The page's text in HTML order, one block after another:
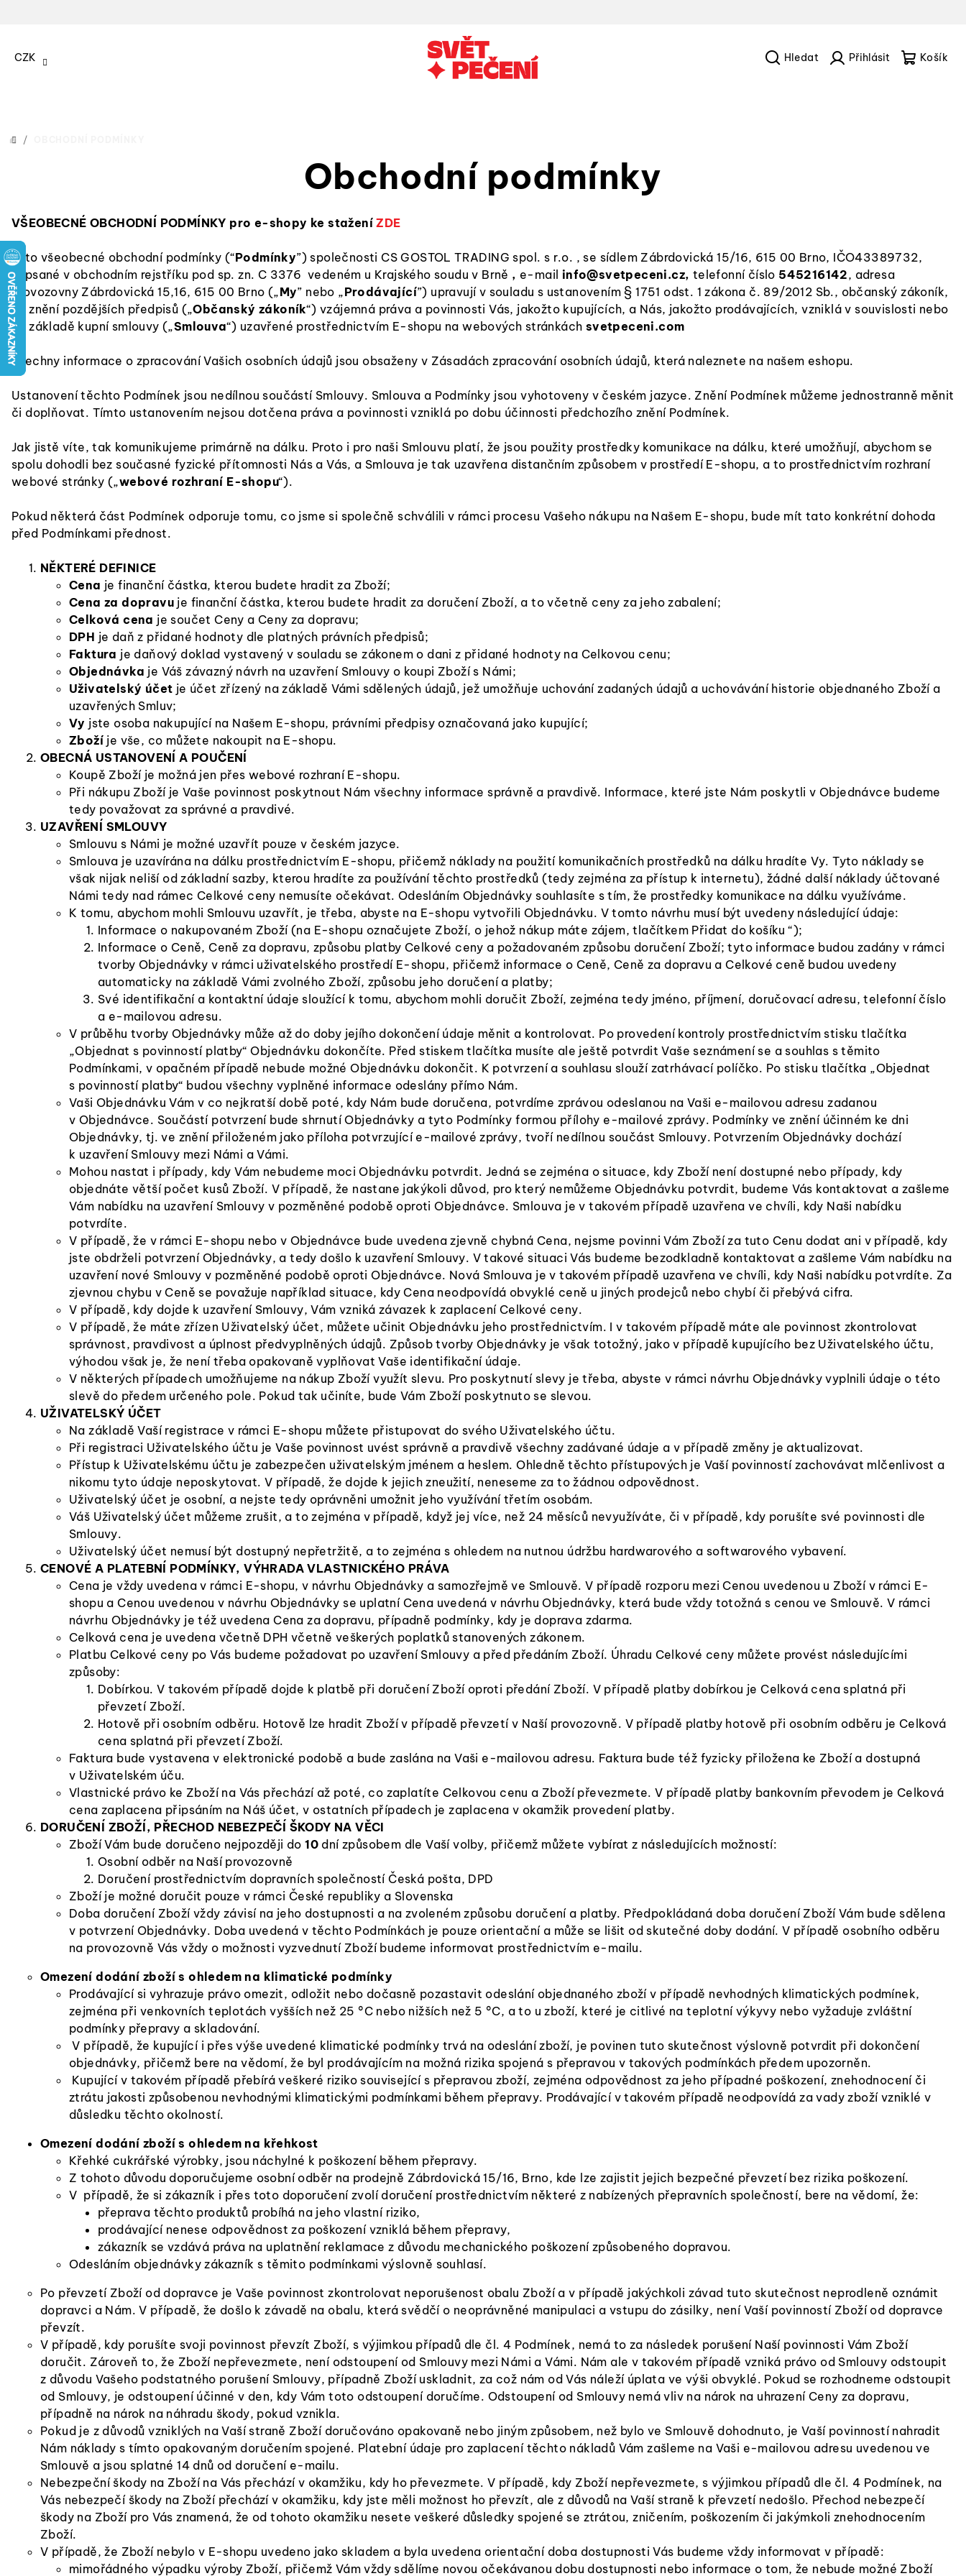
CZK
DOMŮ
/
Obchodní podmínky
VŠEOBECNÉ OBCHODNÍ PODMÍNKY pro e-shopy ke staženíZDE
Tyto všeobecné obchodní podmínky (“Podmínky”) společnosti CS GOSTOL TRADING spol. s r.o. , se sídlem Zábrdovická 15/16, 615 00 Brno, IČO43389732,
zapsané v obchodním rejstříku pod sp. zn. C 3376 vedeném u Krajského soudu v Brně , e-mail info@svetpeceni.cz, telefonní číslo 545216142, adresa
provozovny Zábrdovická 15,16, 615 00 Brno („My” nebo „Prodávající”) upravují v souladu s ustanovením § 1751 odst. 1 zákona č. 89/2012 Sb., občanský zákoník,
ve znění pozdějších předpisů („Občanský zákoník“) vzájemná práva a povinnosti Vás, jakožto kupujících, a Nás, jakožto prodávajících, vzniklá v souvislosti nebo
na základě kupní smlouvy („Smlouva“) uzavřené prostřednictvím E-shopu na webových stránkách svetpeceni.com
Všechny informace o zpracování Vašich osobních údajů jsou obsaženy v Zásadách zpracování osobních údajů, která naleznete na našem eshopu.
Ustanovení těchto Podmínek jsou nedílnou součástí Smlouvy. Smlouva a Podmínky jsou vyhotoveny v českém jazyce. Znění Podmínek můžeme jednostranně měnit
či doplňovat. Tímto ustanovením nejsou dotčena práva a povinnosti vzniklá po dobu účinnosti předchozího znění Podmínek.
Jak jistě víte, tak komunikujeme primárně na dálku. Proto i pro naši Smlouvu platí, že jsou použity prostředky komunikace na dálku, které umožňují, abychom se
spolu dohodli bez současné fyzické přítomnosti Nás a Vás, a Smlouva je tak uzavřena distančním způsobem v prostředí E-shopu, a to prostřednictvím rozhraní
webové stránky („webové rozhraní E-shopu“).
Pokud některá část Podmínek odporuje tomu, co jsme si společně schválili v rámci procesu Vašeho nákupu na Našem E-shopu, bude mít tato konkrétní dohoda
před Podmínkami přednost.
NĚKTERÉ DEFINICE
Cena je finanční částka, kterou budete hradit za Zboží;
Cena za dopravu je finanční částka, kterou budete hradit za doručení Zboží, a to včetně ceny za jeho zabalení;
Celková cena je součet Ceny a Ceny za dopravu;
DPH je daň z přidané hodnoty dle platných právních předpisů;
Faktura je daňový doklad vystavený v souladu se zákonem o dani z přidané hodnoty na Celkovou cenu;
Objednávka je Váš závazný návrh na uzavření Smlouvy o koupi Zboží s Námi;
Uživatelský účet je účet zřízený na základě Vámi sdělených údajů, jež umožňuje uchování zadaných údajů a uchovávání historie objednaného Zboží a
uzavřených Smluv;
Vy jste osoba nakupující na Našem E-shopu, právními předpisy označovaná jako kupující;
Zboží je vše, co můžete nakoupit na E-shopu.
OBECNÁ USTANOVENÍ A POUČENÍ
Koupě Zboží je možná jen přes webové rozhraní E-shopu.
Při nákupu Zboží je Vaše povinnost poskytnout Nám všechny informace správně a pravdivě. Informace, které jste Nám poskytli v Objednávce budeme
tedy považovat za správné a pravdivé.
UZAVŘENÍ SMLOUVY
Smlouvu s Námi je možné uzavřít pouze v českém jazyce.
Smlouva je uzavírána na dálku prostřednictvím E-shopu, přičemž náklady na použití komunikačních prostředků na dálku hradíte Vy. Tyto náklady se
však nijak neliší od základní sazby, kterou hradíte za používání těchto prostředků (tedy zejména za přístup k internetu), žádné další náklady účtované
Námi tedy nad rámec Celkové ceny nemusíte očekávat. Odesláním Objednávky souhlasíte s tím, že prostředky komunikace na dálku využíváme.
K tomu, abychom mohli Smlouvu uzavřít, je třeba, abyste na E-shopu vytvořili Objednávku. V tomto návrhu musí být uvedeny následující údaje:
Informace o nakupovaném Zboží (na E-shopu označujete Zboží, o jehož nákup máte zájem, tlačítkem Přidat do košíku “);
Informace o Ceně, Ceně za dopravu, způsobu platby Celkové ceny a požadovaném způsobu doručení Zboží; tyto informace budou zadány v rámci
tvorby Objednávky v rámci uživatelského prostředí E-shopu, přičemž informace o Ceně, Ceně za dopravu a Celkové ceně budou uvedeny
automaticky na základě Vámi zvolného Zboží, způsobu jeho doručení a platby;
Své identifikační a kontaktní údaje sloužící k tomu, abychom mohli doručit Zboží, zejména tedy jméno, příjmení, doručovací adresu, telefonní číslo
a e-mailovou adresu.
V průběhu tvorby Objednávky může až do doby jejího dokončení údaje měnit a kontrolovat. Po provedení kontroly prostřednictvím stisku tlačítka
„Objednat s povinností platby“ Objednávku dokončíte. Před stiskem tlačítka musíte ale ještě potvrdit Vaše seznámení se a souhlas s těmito
Podmínkami, v opačném případě nebude možné Objednávku dokončit. K potvrzení a souhlasu slouží zatrhávací políčko. Po stisku tlačítka „Objednat
s povinností platby“ budou všechny vyplněné informace odeslány přímo Nám.
Vaši Objednávku Vám v co nejkratší době poté, kdy Nám bude doručena, potvrdíme zprávou odeslanou na Vaši e-mailovou adresu zadanou
v Objednávce. Součástí potvrzení bude shrnutí Objednávky a tyto Podmínky formou přílohy e-mailové zprávy. Podmínky ve znění účinném ke dni
Objednávky, tj. ve znění přiloženém jako příloha potvrzující e-mailové zprávy, tvoří nedílnou součást Smlouvy. Potvrzením Objednávky dochází
k uzavření Smlouvy mezi Námi a Vámi.
Mohou nastat i případy, kdy Vám nebudeme moci Objednávku potvrdit. Jedná se zejména o situace, kdy Zboží není dostupné nebo případy, kdy
objednáte větší počet kusů Zboží. V případě, že nastane jakýkoli důvod, pro který nemůžeme Objednávku potvrdit, budeme Vás kontaktovat a zašleme
Vám nabídku na uzavření Smlouvy v pozměněné podobě oproti Objednávce. Smlouva je v takovém případě uzavřena ve chvíli, kdy Naši nabídku
potvrdíte.
V případě, že v rámci E-shopu nebo v Objednávce bude uvedena zjevně chybná Cena, nejsme povinni Vám Zboží za tuto Cenu dodat ani v případě, kdy
jste obdrželi potvrzení Objednávky, a tedy došlo k uzavření Smlouvy. V takové situaci Vás budeme bezodkladně kontaktovat a zašleme Vám nabídku na
uzavření nové Smlouvy v pozměněné podobě oproti Objednávce. Nová Smlouva je v takovém případě uzavřena ve chvíli, kdy Naši nabídku potvrdíte. Za
zjevnou chybu v Ceně se považuje například situace, kdy Cena neodpovídá obvyklé ceně u jiných prodejců nebo chybí či přebývá cifra.
V případě, kdy dojde k uzavření Smlouvy, Vám vzniká závazek k zaplacení Celkové ceny.
V případě, že máte zřízen Uživatelský účet, můžete učinit Objednávku jeho prostřednictvím. I v takovém případě máte ale povinnost zkontrolovat
správnost, pravdivost a úplnost předvyplněných údajů. Způsob tvorby Objednávky je však totožný, jako v případě kupujícího bez Uživatelského účtu,
výhodou však je, že není třeba opakovaně vyplňovat Vaše identifikační údaje.
V některých případech umožňujeme na nákup Zboží využít slevu. Pro poskytnutí slevy je třeba, abyste v rámci návrhu Objednávky vyplnili údaje o této
slevě do předem určeného pole. Pokud tak učiníte, bude Vám Zboží poskytnuto se slevou.
UŽIVATELSKÝ ÚČET
Na základě Vaší registrace v rámci E-shopu můžete přistupovat do svého Uživatelského účtu.
Při registraci Uživatelského účtu je Vaše povinnost uvést správně a pravdivě všechny zadávané údaje a v případě změny je aktualizovat.
Přístup k Uživatelskému účtu je zabezpečen uživatelským jménem a heslem. Ohledně těchto přístupových je Vaší povinností zachovávat mlčenlivost a
nikomu tyto údaje neposkytovat. V případě, že dojde k jejich zneužití, neneseme za to žádnou odpovědnost.
Uživatelský účet je osobní, a nejste tedy oprávněni umožnit jeho využívání třetím osobám.
Váš Uživatelský účet můžeme zrušit, a to zejména v případě, když jej více, než 24 měsíců nevyužíváte, či v případě, kdy porušíte své povinnosti dle
Smlouvy.
Uživatelský účet nemusí být dostupný nepřetržitě, a to zejména s ohledem na nutnou údržbu hardwarového a softwarového vybavení.
CENOVÉ A PLATEBNÍ PODMÍNKY, VÝHRADA VLASTNICKÉHO PRÁVA
Cena je vždy uvedena v rámci E-shopu, v návrhu Objednávky a samozřejmě ve Smlouvě. V případě rozporu mezi Cenou uvedenou u Zboží v rámci E-
shopu a Cenou uvedenou v návrhu Objednávky se uplatní Cena uvedená v návrhu Objednávky, která bude vždy totožná s cenou ve Smlouvě. V rámci
návrhu Objednávky je též uvedena Cena za dopravu, případně podmínky, kdy je doprava zdarma.
Celková cena je uvedena včetně DPH včetně veškerých poplatků stanovených zákonem.
Platbu Celkové ceny po Vás budeme požadovat po uzavření Smlouvy a před předáním Zboží. Úhradu Celkové ceny můžete provést následujícími
způsoby:
Dobírkou. V takovém případě dojde k platbě při doručení Zboží oproti předání Zboží. V případě platby dobírkou je Celková cena splatná při
převzetí Zboží.
Hotově při osobním odběru. Hotově lze hradit Zboží v případě převzetí v Naší provozovně. V případě platby hotově při osobním odběru je Celková
cena splatná při převzetí Zboží.
Faktura bude vystavena v elektronické podobě a bude zaslána na Vaši e-mailovou adresu. Faktura bude též fyzicky přiložena ke Zboží a dostupná
v Uživatelském úču.
Vlastnické právo ke Zboží na Vás přechází až poté, co zaplatíte Celkovou cenu a Zboží převezmete. V případě platby bankovním převodem je Celková
cena zaplacena připsáním na Náš účet, v ostatních případech je zaplacena v okamžik provedení platby.
DORUČENÍ ZBOŽÍ, PŘECHOD NEBEZPEČÍ ŠKODY NA VĚCI
Zboží Vám bude doručeno nejpozději do10 dní způsobem dle Vaší volby, přičemž můžete vybírat z následujících možností:
Osobní odběr na Naší provozovně
Doručení prostřednictvím dopravních společností Česká pošta, DPD
Zboží je možné doručit pouze v rámci České republiky a Slovenska
Doba doručení Zboží vždy závisí na jeho dostupnosti a na zvoleném způsobu doručení a platby. Předpokládaná doba doručení Zboží Vám bude sdělena
v potvrzení Objednávky. Doba uvedená v těchto Podmínkách je pouze orientační a může se lišit od skutečné doby dodání. V případě osobního odběru
na provozovně Vás vždy o možnosti vyzvednutí Zboží budeme informovat prostřednictvím e-mailu.
Omezení dodání zboží s ohledem na klimatické podmínky
Prodávající si vyhrazuje právo omezit, odložit nebo dočasně pozastavit odeslání objednaného zboží v případě nevhodných klimatických podmínek,
zejména při venkovních teplotách vyšších než 25 °C nebo nižších než 5 °C, a to u zboží, které je citlivé na teplotní výkyvy nebo vyžaduje zvláštní
podmínky přepravy a skladování.
V případě, že kupující i přes výše uvedené klimatické podmínky trvá na odeslání zboží, je povinen tuto skutečnost výslovně potvrdit při dokončení
objednávky, přičemž bere na vědomí, že byl prodávajícím na možná rizika spojená s přepravou v takových podmínkách předem upozorněn.
Kupující v takovém případě přebírá veškeré riziko související s přepravou zboží, zejména odpovědnost za jeho případné poškození, znehodnocení či
ztrátu jakosti způsobenou nevhodnými klimatickými podmínkami během přepravy. Prodávající v takovém případě neodpovídá za vady zboží vzniklé v
důsledku těchto okolností.
Omezení dodání zboží s ohledem na křehkost
Křehké cukrářské výrobky, jsou náchylné k poškození během přepravy.
Z tohoto důvodu doporučujeme osobní odběr na prodejně Zábrdovická 15/16, Brno, kde lze zajistit jejich bezpečné převzetí bez rizika poškození.
V případě, že si zákazník i přes toto doporučení zvolí doručení prostřednictvím některé z nabízených přepravních společností, bere na vědomí, že:
přeprava těchto produktů probíhá na jeho vlastní riziko,
prodávající nenese odpovědnost za poškození vzniklá během přepravy,
zákazník se vzdává práva na uplatnění reklamace z důvodu mechanického poškození způsobeného dopravou.
Odesláním objednávky zákazník s těmito podmínkami výslovně souhlasí.
Po převzetí Zboží od dopravce je Vaše povinnost zkontrolovat neporušenost obalu Zboží a v případě jakýchkoli závad tuto skutečnost neprodleně oznámit
dopravci a Nám. V případě, že došlo k závadě na obalu, která svědčí o neoprávněné manipulaci a vstupu do zásilky, není Vaší povinností Zboží od dopravce
převzít.
V případě, kdy porušíte svoji povinnost převzít Zboží, s výjimkou případů dle čl. 4 Podmínek, nemá to za následek porušení Naší povinnosti Vám Zboží
doručit. Zároveň to, že Zboží nepřevezmete, není odstoupení od Smlouvy mezi Námi a Vámi. Nám ale v takovém případě vzniká právo od Smlouvy odstoupit
z důvodu Vašeho podstatného porušení Smlouvy, případně Zboží uskladnit, za což nám od Vás náleží úplata ve výši obvyklé. Pokud se rozhodneme odstoupit
od Smlouvy, je odstoupení účinné v den, kdy Vám toto odstoupení doručíme. Odstoupení od Smlouvy nemá vliv na nárok na uhrazení Ceny za dopravu,
případně na nárok na náhradu škody, pokud vznikla.
Pokud je z důvodů vzniklých na Vaší straně Zboží doručováno opakovaně nebo jiným způsobem, než bylo ve Smlouvě dohodnuto, je Vaší povinností nahradit
Nám náklady s tímto opakovaným doručením spojené. Platební údaje pro zaplacení těchto nákladů Vám zašleme na Vaši e-mailovou adresu uvedenou ve
Smlouvě a jsou splatné 14 dnů od doručení e-mailu.
Nebezpeční škody na Zboží na Vás přechází v okamžiku, kdy ho převezmete. V případě, kdy Zboží nepřevezmete, s výjimkou případů dle čl. 4 Podmínek, na
Vás nebezpečí škody na Zboží přechází v okamžiku, kdy jste měli možnost ho převzít, ale z důvodů na Vaší straně k převzetí nedošlo. Přechod nebezpečí
škody na Zboží pro Vás znamená, že od tohoto okamžiku nesete veškeré důsledky spojené se ztrátou, zničením, poškozením či jakýmkoli znehodnocením
Zboží.
V případě, že Zboží nebylo v E-shopu uvedeno jako skladem a byla uvedena orientační doba dostupnosti Vás budeme vždy informovat v případě:
mimořádného výpadku výroby Zboží, přičemž Vám vždy sdělíme novou očekávanou dobu dostupnosti nebo informace o tom, že nebude možné Zboží